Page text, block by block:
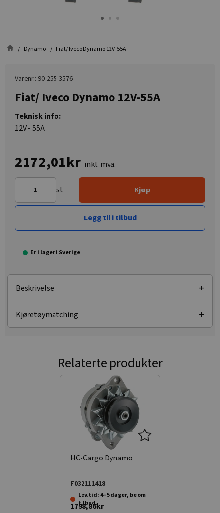
Dynamo Fiat/ Iveco Dynamo 12V-55A
Varenr.: 90-255-3576
Fiat/ Iveco Dynamo 12V-55A
Teknisk info:
12V - 55A
2172,01kr inkl. mva.
st Kjøp
Legg til i tilbud
Er i lager i Sverige
Beskrivelse
Kjøretøymatching
Relaterte produkter
HC-Cargo Dynamo
F032111418
Lev.tid: 4–5 dager, be om
tilbud.
1798,86kr